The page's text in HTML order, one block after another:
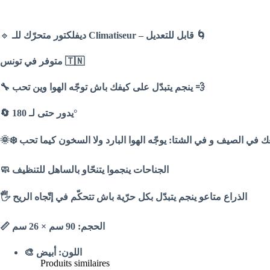
🔹 ديفلكتور متحرّك للـ Climatiseur – قابل للتعديل 🌀
متوفر في تونس 🇹🇳
🔧 ينجم يتبدّل على كيفك باش توجّه الهوا وين تحب 💨
🔄 يدور حتى لـ 180°
في الصيف و في الشتا: يوجّه الهوا البارد ولا السخون كيما تحب
🧼 الجناحات ينجموا يتنحّاو بالساهل للتنظيف
🖐️ الذراع متاعو ينجم يتبدّل بكل حرّية باش تتحكّم في إتّجاه الريح
📏 الحجم: 90 سم × 26 سم
🎨 اللون: أبيض
Produits similaires